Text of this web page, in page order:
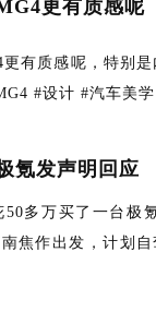
更有质感呢
有质感呢，特别是
#设计 #汽车美学
氪发声明回应
多万买了一台极
焦作出发，计划自